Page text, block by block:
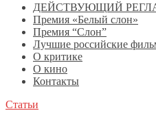
ДЕЙСТВУЮЩИЙ
Премия «Белый слон»
Премия “Слон”
Лучшие российские
О критике
О кино
Контакты
Статьи